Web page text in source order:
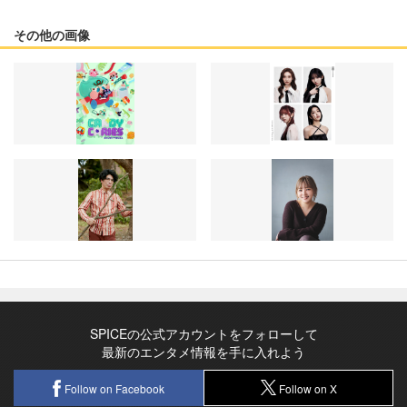
その他の画像
SPICEの公式アカウントをフォローして
最新のエンタメ情報を手に入れよう
Follow on Facebook Follow on X